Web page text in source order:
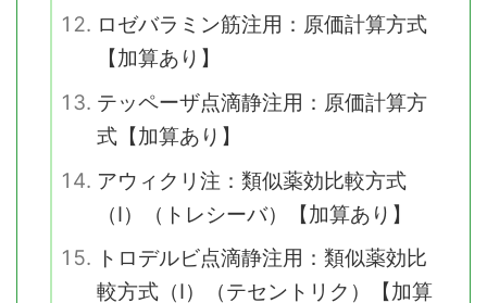
ロゼバラミン筋注用：原価計算方式
【加算あり】
テッペーザ点滴静注用：原価計算方
式【加算あり】
アウィクリ注：類似薬効比較方式
（Ⅰ）（トレシーバ）【加算あり】
トロデルビ点滴静注用：類似薬効比
較方式（Ⅰ）（テセントリク）【加算